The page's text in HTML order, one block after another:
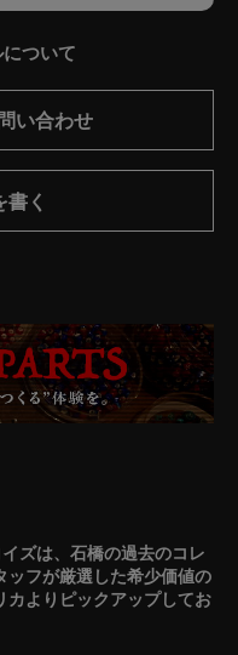
ついて
い合わせ
書く
ズは、石橋の過去のコレ
ッフが厳選した希少価値の
カよりピックアップしてお